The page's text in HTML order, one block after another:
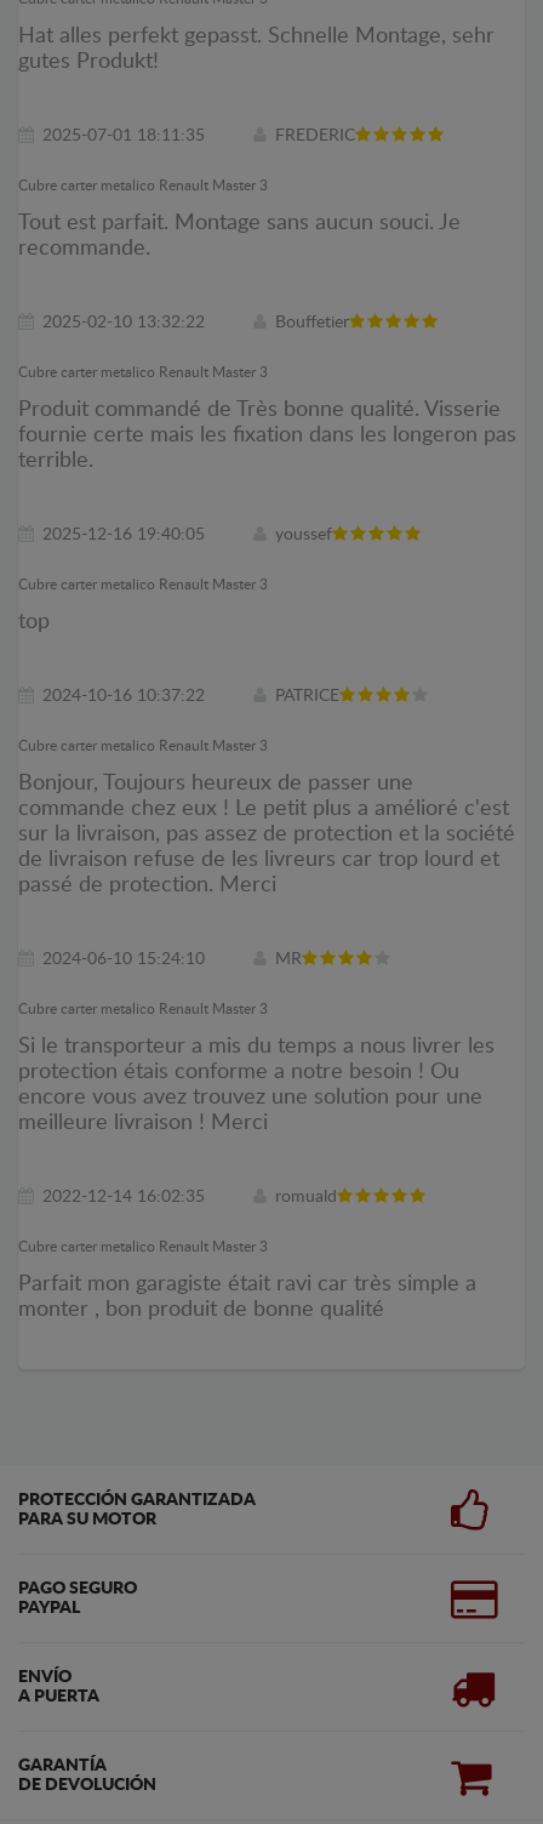
Hat alles perfekt gepasst. Schnelle Montage, sehr
gutes Produkt!
2025-07-01 18:11:35 FREDERIC
Cubre carter metalico Renault Master 3
Tout est parfait. Montage sans aucun souci. Je
recommande.
2025-02-10 13:32:22 Bouffetier
Cubre carter metalico Renault Master 3
Produit commandé de Très bonne qualité. Visserie
fournie certe mais les fixation dans les longeron pas
terrible.
2025-12-16 19:40:05 youssef
Cubre carter metalico Renault Master 3
top
2024-10-16 10:37:22 PATRICE
Cubre carter metalico Renault Master 3
Bonjour, Toujours heureux de passer une
commande chez eux ! Le petit plus a amélioré c'est
sur la livraison, pas assez de protection et la société
de livraison refuse de les livreurs car trop lourd et
passé de protection. Merci
2024-06-10 15:24:10 MR
Cubre carter metalico Renault Master 3
Si le transporteur a mis du temps a nous livrer les
protection étais conforme a notre besoin ! Ou
encore vous avez trouvez une solution pour une
meilleure livraison ! Merci
2022-12-14 16:02:35 romuald
Cubre carter metalico Renault Master 3
Parfait mon garagiste était ravi car très simple a
monter , bon produit de bonne qualité
PROTECCIÓN GARANTIZADA
PARA SU MOTOR
PAGO SEGURO
PAYPAL
ENVÍO
A PUERTA
GARANTÍA
DE DEVOLUCIÓN